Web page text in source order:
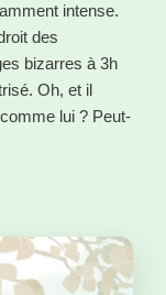
intense.
des
bizarres à 3h
Oh, et il
lui ? Peut-